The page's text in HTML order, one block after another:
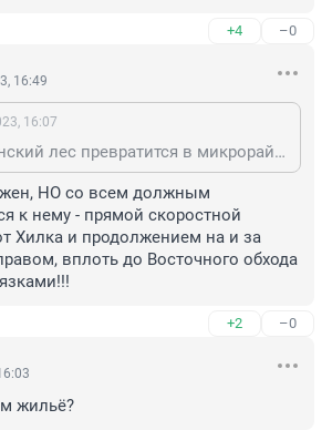
+4 –0
16:49
16:07
..скоро бугринский лес превратится в микрорайон Бугринский и началось всё с ненужного моста, из-за которого вырубили 50% Бугринки!
НО со всем должным
к нему - прямой скоростной
Хилка и продолжением на и за
вплоть до Восточного обхода
+2 –0
жильё?